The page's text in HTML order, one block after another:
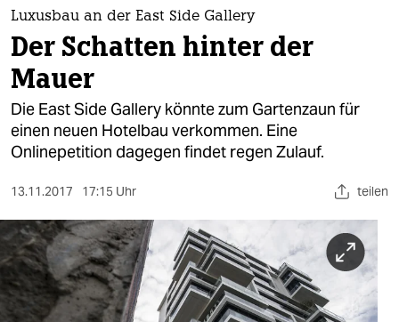
themen
politik
öko
gesellschaft
sport
berlin
nord
Luxusbau an der East Side Gallery
Der Schatten hinter der
Mauer
Die East Side Gallery könnte zum Gartenzaun für
einen neuen Hotelbau verkommen. Eine
Onlinepetition dagegen findet regen Zulauf.
13.11.2017 17:15 Uhr teilen